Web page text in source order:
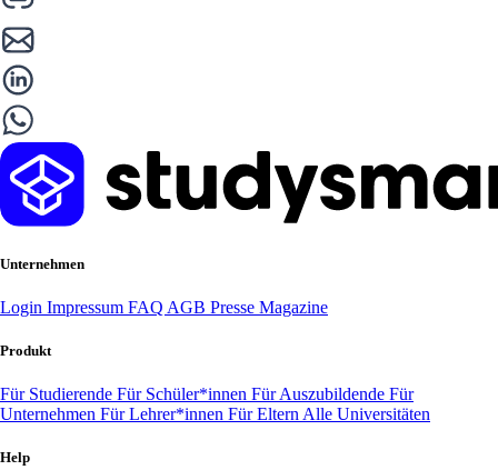
Unternehmen
Login Impressum FAQ AGB Presse Magazine
Produkt
Für Studierende Für Schüler*innen Für Auszubildende Für
Unternehmen Für Lehrer*innen Für Eltern Alle Universitäten
Help